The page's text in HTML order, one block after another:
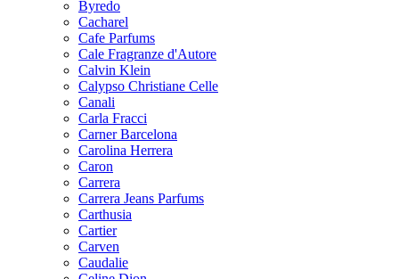
Byredo
Cacharel
Cafe Parfums
Cale Fragranze d'Autore
Calvin Klein
Calypso Christiane Celle
Canali
Carla Fracci
Carner Barcelona
Carolina Herrera
Caron
Carrera
Carrera Jeans Parfums
Carthusia
Cartier
Carven
Caudalie